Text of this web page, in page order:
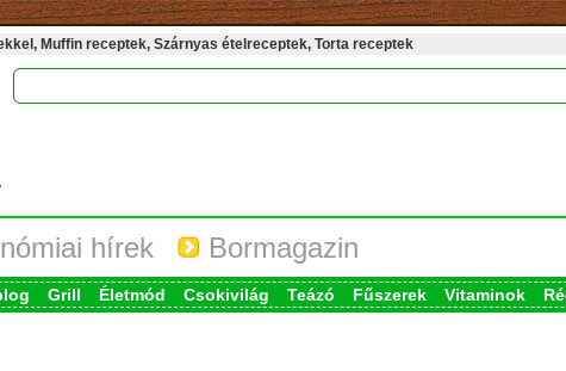
Muffin receptek, Szárnyas ételreceptek, Torta receptek
hírek Bormagazin
Grill Életmód Csokivilág Teázó Fűszerek Vitaminok